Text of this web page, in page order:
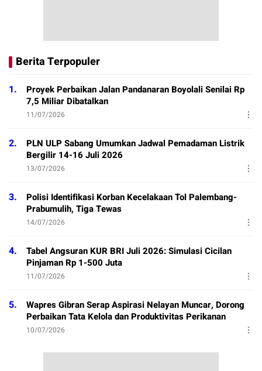
Berita Terpopuler
1.
Proyek Perbaikan Jalan Pandanaran Boyolali Senilai Rp
7,5 Miliar Dibatalkan
11/07/2026
2.
PLN ULP Sabang Umumkan Jadwal Pemadaman Listrik
Bergilir 14-16 Juli 2026
13/07/2026
3.
Polisi Identifikasi Korban Kecelakaan Tol Palembang-
Prabumulih, Tiga Tewas
14/07/2026
4.
Tabel Angsuran KUR BRI Juli 2026: Simulasi Cicilan
Pinjaman Rp 1-500 Juta
11/07/2026
5.
Wapres Gibran Serap Aspirasi Nelayan Muncar, Dorong
Perbaikan Tata Kelola dan Produktivitas Perikanan
10/07/2026